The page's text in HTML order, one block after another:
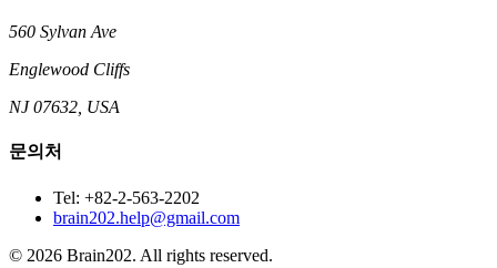
560 Sylvan Ave
Englewood Cliffs
NJ 07632, USA
문의처
Tel: +82-2-563-2202
brain202.help@gmail.com
© 2026 Brain202. All rights reserved.